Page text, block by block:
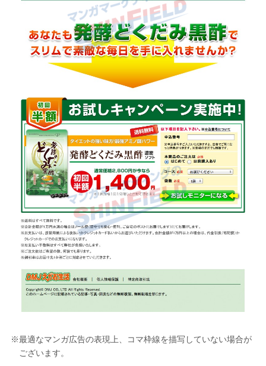
※最適なマンガ広告の表現上、コマ枠線を描写していない場合が
ございます。